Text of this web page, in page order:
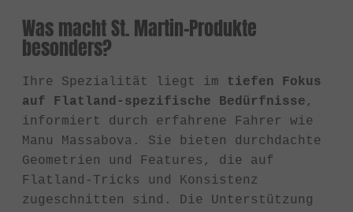
Was macht St. Martin-Produkte
besonders?
Ihre Spezialität liegt im tiefen Fokus
auf Flatland-spezifische Bedürfnisse ,
informiert durch erfahrene Fahrer wie
Manu Massabova. Sie bieten durchdachte
Geometrien und Features, die auf
Flatland-Tricks und Konsistenz
zugeschnitten sind. Die Unterstützung